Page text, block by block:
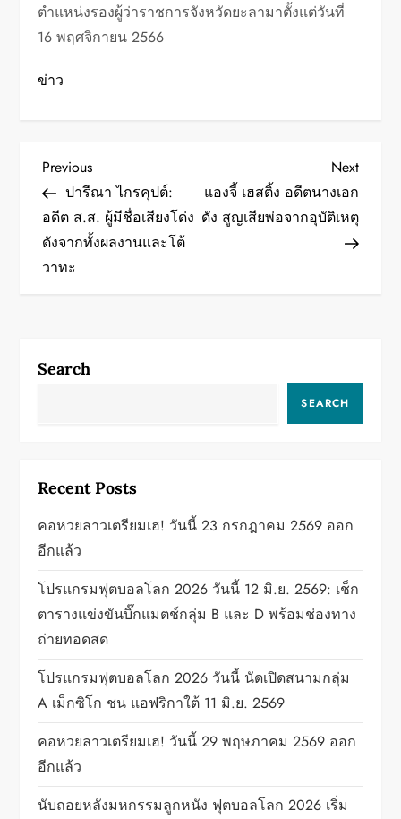
ตำแหน่งรองผู้ว่าราชการจังหวัดยะลามาตั้งแต่วันที่
16 พฤศจิกายน 2566
ข่าว
P
o
s
a
g
a
t
i
o
n
Previous
Post
Previous
ปารีณา ไกรคุปต์:
อดีต ส.ส. ผู้มีชื่อเสียงโด่ง
ดังจากทั้งผลงานและโต้
วาทะ
Next
Post
Next
แองจี้ เฮสติ้ง อดีตนางเอก
ดัง สูญเสียพ่อจากอุบัติเหตุ
Search
SEARCH
Recent Posts
คอหวยลาวเตรียมเฮ! วันนี้ 23 กรกฎาคม 2569 ออก
อีกแล้ว
โปรแกรมฟุตบอลโลก 2026 วันนี้ 12 มิ.ย. 2569: เช็ก
ตารางแข่งขันบิ๊กแมตช์กลุ่ม B และ D พร้อมช่องทาง
ถ่ายทอดสด
โปรแกรมฟุตบอลโลก 2026 วันนี้ นัดเปิดสนามกลุ่ม
A เม็กซิโก ชน แอฟริกาใต้ 11 มิ.ย. 2569
คอหวยลาวเตรียมเฮ! วันนี้ 29 พฤษภาคม 2569 ออก
อีกแล้ว
นับถอยหลังมหกรรมลูกหนัง ฟุตบอลโลก 2026 เริ่ม